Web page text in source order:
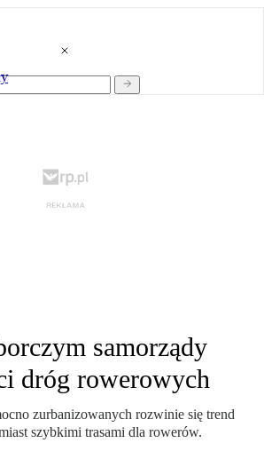
samorządy
dróg rowerowych
zurbanizowanych rozwinie się trend
szybkimi trasami dla rowerów.